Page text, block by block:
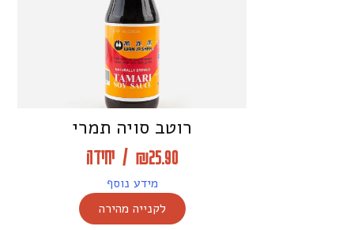
רוטב סויה תמרי
₪25.90
/ יחידה
מידע נוסף
לקנייה מהירה